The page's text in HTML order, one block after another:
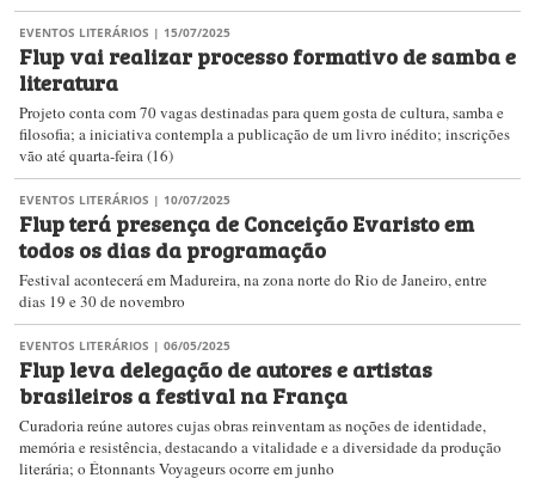
EVENTOS LITERÁRIOS | 15/07/2025
Flup vai realizar processo formativo de samba e
literatura
Projeto conta com 70 vagas destinadas para quem gosta de cultura, samba e
filosofia; a iniciativa contempla a publicação de um livro inédito; inscrições
vão até quarta-feira (16)
EVENTOS LITERÁRIOS | 10/07/2025
Flup terá presença de Conceição Evaristo em
todos os dias da programação
Festival acontecerá em Madureira, na zona norte do Rio de Janeiro, entre
dias 19 e 30 de novembro
EVENTOS LITERÁRIOS | 06/05/2025
Flup leva delegação de autores e artistas
brasileiros a festival na França
Curadoria reúne autores cujas obras reinventam as noções de identidade,
memória e resistência, destacando a vitalidade e a diversidade da produção
literária; o Étonnants Voyageurs ocorre em junho